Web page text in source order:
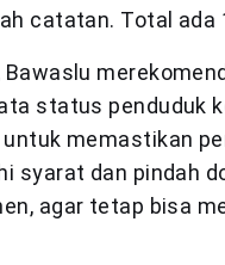
catatan. Total ada
status penduduk
untuk memastikan
syarat dan pindah
agar tetap bisa